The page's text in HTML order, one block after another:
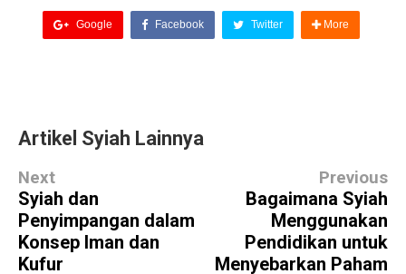
Google Facebook Twitter More
Artikel Syiah Lainnya
Next
Syiah dan
Penyimpangan dalam
Konsep Iman dan
Kufur
Previous
Bagaimana Syiah
Menggunakan
Pendidikan untuk
Menyebarkan Paham